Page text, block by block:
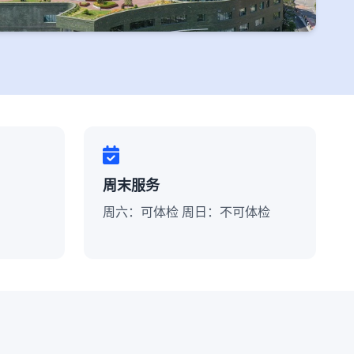
周末服务
周六：可体检 周日：不可体检